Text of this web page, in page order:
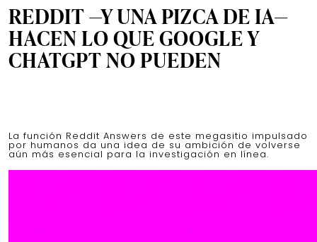
REDDIT —Y UNA PIZCA DE IA—
HACEN LO QUE GOOGLE Y
CHATGPT NO PUEDEN
La función Reddit Answers de este megasitio impulsado
por humanos da una idea de su ambición de volverse
aún más esencial para la investigación en línea.